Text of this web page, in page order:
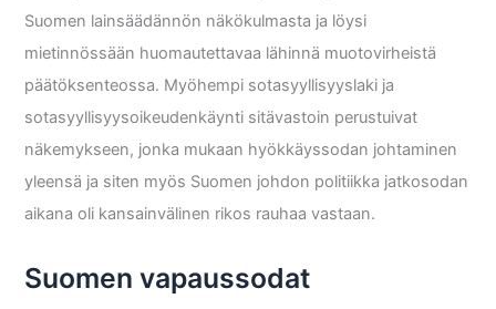
Suomen lainsäädännön näkökulmasta ja löysi
mietinnössään huomautettavaa lähinnä muotovirheistä
päätöksenteossa. Myöhempi sotasyyllisyyslaki ja
sotasyyllisyysoikeudenkäynti sitävastoin perustuivat
näkemykseen, jonka mukaan hyökkäyssodan johtaminen
yleensä ja siten myös Suomen johdon politiikka jatkosodan
aikana oli kansainvälinen rikos rauhaa vastaan.
Suomen vapaussodat